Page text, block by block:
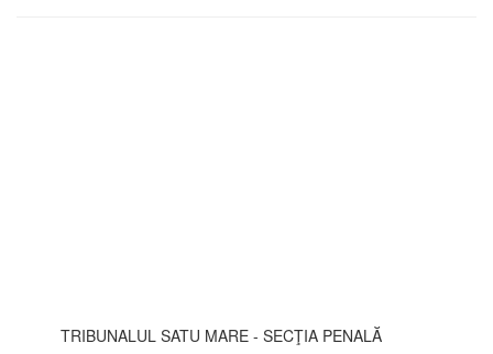
TRIBUNALUL SATU MARE - SECŢIA PENALĂ